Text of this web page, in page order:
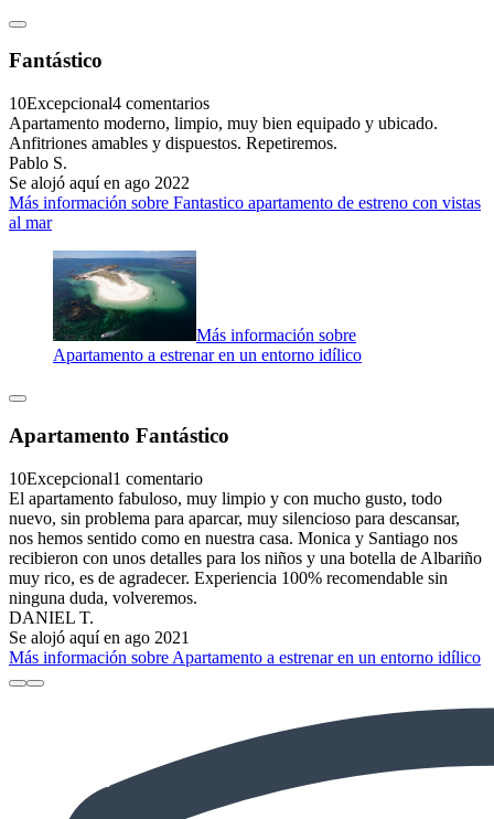
Fantástico
10Excepcional4 comentarios
Apartamento moderno, limpio, muy bien equipado y ubicado.
Anfitriones amables y dispuestos. Repetiremos.
Pablo S.
Se alojó aquí en ago 2022
Más información sobre Fantastico apartamento de estreno con vistas
al mar
Más información sobre
Apartamento a estrenar en un entorno idílico
Apartamento Fantástico
10Excepcional1 comentario
El apartamento fabuloso, muy limpio y con mucho gusto, todo
nuevo, sin problema para aparcar, muy silencioso para descansar,
nos hemos sentido como en nuestra casa. Monica y Santiago nos
recibieron con unos detalles para los niños y una botella de Albariño
muy rico, es de agradecer. Experiencia 100% recomendable sin
ninguna duda, volveremos.
DANIEL T.
Se alojó aquí en ago 2021
Más información sobre Apartamento a estrenar en un entorno idílico